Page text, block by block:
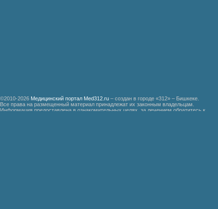
©2010-2026 Медицинский портал Med312.ru – создан в городе «312» – Бишкеке.
Все права на размещенный материал принадлежат их законным владельцам.
Информация предоставлена в ознакомительных целях, за лечением обратитесь к